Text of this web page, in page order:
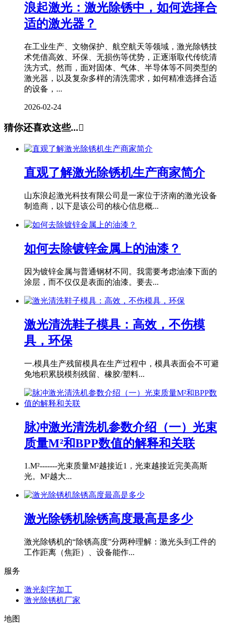
浪起激光：激光除锈中，如何选择合
适的激光器？
在工业生产、文物保护、航空航天等领域，激光除锈技
术凭借高效、环保、无损伤等优势，正逐渐取代传统清
洗方式。然而，面对固体、气体、半导体等不同类型的
激光器，以及复杂多样的清洗需求，如何精准选择合适
的设备，...
2026-02-24
猜你还喜欢这些...
直观了解激光除锈机生产商家简介
山东浪起激光科技有限公司是一家位于济南的激光设备
制造商，以下是该公司的核心信息概...
如何去除镀锌金属上的油漆？
因为镀锌金属与普通钢材不同。我需要考虑油漆下面的
涂层，而不仅仅是表面的油漆。要去...
激光清洗鞋子模具：高效，不伤模
具，环保
一.模具生产残留模具在生产过程中，模具表面会不可避
免地积累脱模剂残留、橡胶/塑料...
脉冲激光清洗机参数介绍（一）光束
质量M²和BPP数值的解释和关联
1.M²-------光束质量M²越接近1，光束越接近完美高斯
光。M²越大...
激光除锈机除锈高度最高是多少
激光除锈机的“除锈高度”分两种理解：激光头到工件的
工作距离（焦距）、设备能作...
服务
激光刻字加工
激光除锈机厂家
地图